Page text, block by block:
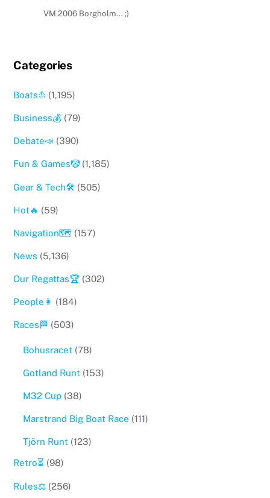
VM 2006 Borgholm... ;)
Categories
Boats⛵️ (1,195)
Business💰 (79)
Debate📣 (390)
Fun & Games🤡(1,185)
Gear & Tech🛠 (505)
Hot🔥 (59)
Navigation🗺 (157)
News (5,136)
Our Regattas🏆 (302)
People👩 (184)
Races🏁 (503)
Bohusracet(78)
Gotland Runt(153)
M32 Cup(38)
Marstrand Big Boat Race (111)
Tjörn Runt(123)
Retro⏳ (98)
Rules⚖️ (256)